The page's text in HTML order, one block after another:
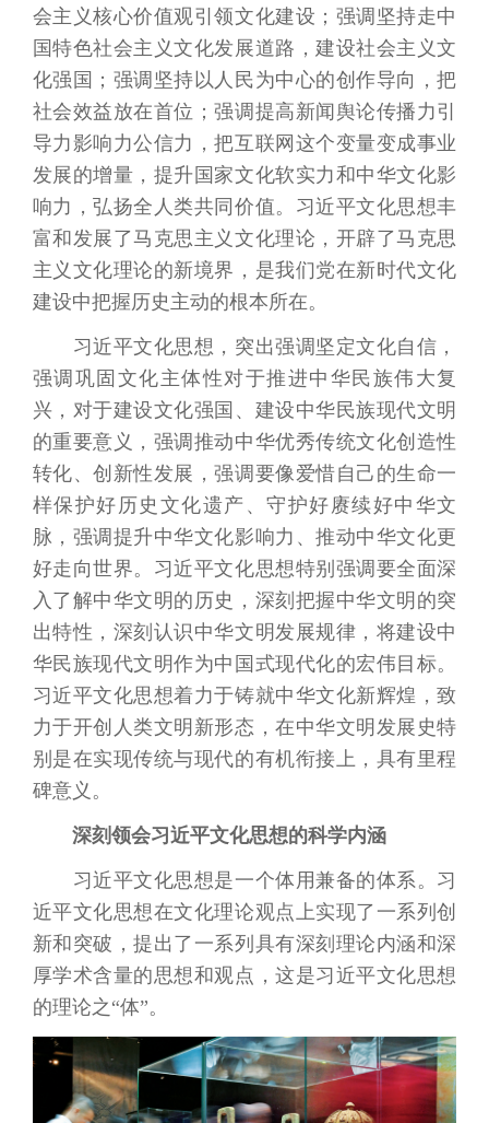
会主义核心价值观引领文化建设；强调坚持走中
国特色社会主义文化发展道路，建设社会主义文
化强国；强调坚持以人民为中心的创作导向，把
社会效益放在首位；强调提高新闻舆论传播力引
导力影响力公信力，把互联网这个变量变成事业
发展的增量，提升国家文化软实力和中华文化影
响力，弘扬全人类共同价值。习近平文化思想丰
富和发展了马克思主义文化理论，开辟了马克思
主义文化理论的新境界，是我们党在新时代文化
建设中把握历史主动的根本所在。
习近平文化思想，突出强调坚定文化自信，
强调巩固文化主体性对于推进中华民族伟大复
兴，对于建设文化强国、建设中华民族现代文明
的重要意义，强调推动中华优秀传统文化创造性
转化、创新性发展，强调要像爱惜自己的生命一
样保护好历史文化遗产、守护好赓续好中华文
脉，强调提升中华文化影响力、推动中华文化更
好走向世界。习近平文化思想特别强调要全面深
入了解中华文明的历史，深刻把握中华文明的突
出特性，深刻认识中华文明发展规律，将建设中
华民族现代文明作为中国式现代化的宏伟目标。
习近平文化思想着力于铸就中华文化新辉煌，致
力于开创人类文明新形态，在中华文明发展史特
别是在实现传统与现代的有机衔接上，具有里程
碑意义。
深刻领会习近平文化思想的科学内涵
习近平文化思想是一个体用兼备的体系。习
近平文化思想在文化理论观点上实现了一系列创
新和突破，提出了一系列具有深刻理论内涵和深
厚学术含量的思想和观点，这是习近平文化思想
的理论之“体”。